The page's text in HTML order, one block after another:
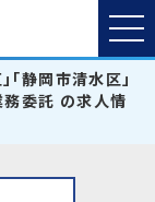
「静岡市清水区」
務委託 の求人情